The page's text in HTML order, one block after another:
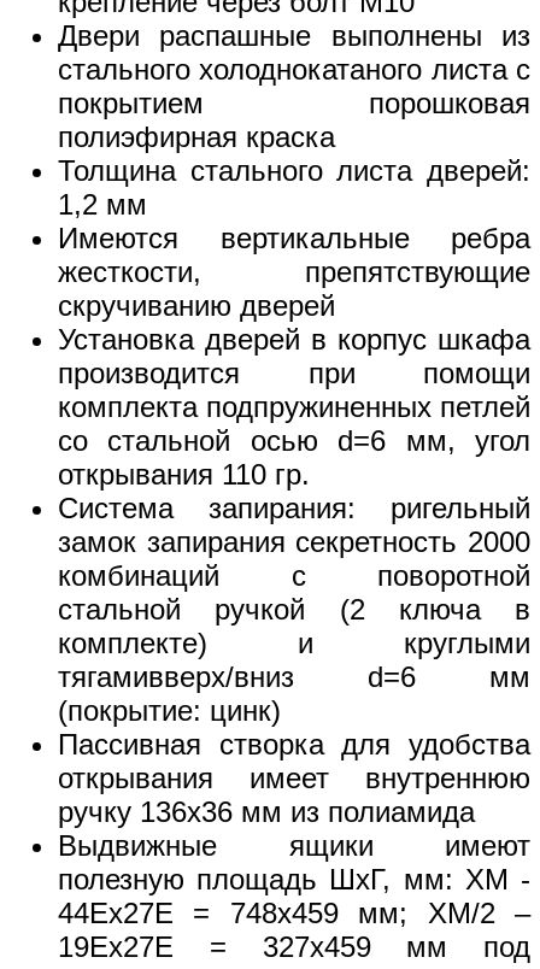
Двери распашные выполнены из
стального холоднокатаного листа с
покрытием порошковая
полиэфирная краска
Толщина стального листа дверей:
1,2 мм
Имеются вертикальные ребра
жесткости, препятствующие
скручиванию дверей
Установка дверей в корпус шкафа
производится при помощи
комплекта подпружиненных петлей
со стальной осью d=6 мм, угол
открывания 110 гр.
Система запирания: ригельный
замок запирания секретность 2000
комбинаций с поворотной
стальной ручкой (2 ключа в
комплекте) и круглыми
тягамивверх/вниз d=6 мм
(покрытие: цинк)
Пассивная створка для удобства
открывания имеет внутреннюю
ручку 136х36 мм из полиамида
Выдвижные ящики имеют
полезную площадь ШхГ, мм: XM -
44Ех27Е = 748х459 мм; XM/2 –
19Ех27Е = 327х459 мм под